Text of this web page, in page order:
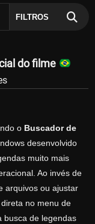
FILTROS
do filme
o Buscador de
desenvolvido
muito mais
Ao invés de
arquivos ou ajustar
no menu de
busca de legendas